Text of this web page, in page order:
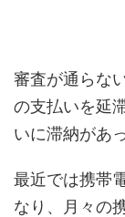
審査が通らな
の支払いを延
いに滞納があ
最近では携帯
なり、月々の